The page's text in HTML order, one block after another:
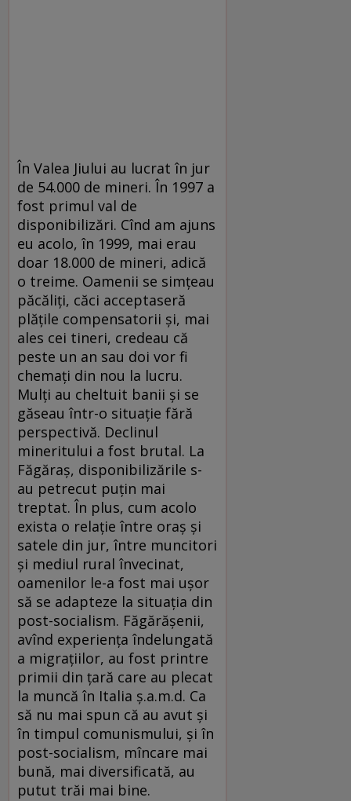
În Valea Jiului au lucrat în jur
de 54.000 de mineri. În 1997 a
fost primul val de
disponibilizări. Cînd am ajuns
eu acolo, în 1999, mai erau
doar 18.000 de mineri, adică
o treime. Oamenii se simţeau
păcăliţi, căci acceptaseră
plăţile compensatorii şi, mai
ales cei tineri, credeau că
peste un an sau doi vor fi
chemaţi din nou la lucru.
Mulţi au cheltuit banii şi se
găseau într-o situaţie fără
perspectivă. Declinul
mineritului a fost brutal. La
Făgăraş, disponibilizările s-
au petrecut puţin mai
treptat. În plus, cum acolo
exista o relaţie între oraş şi
satele din jur, între muncitori
şi mediul rural învecinat,
oamenilor le-a fost mai uşor
să se adapteze la situaţia din
post-socialism. Făgărăşenii,
avînd experienţa îndelungată
a migraţiilor, au fost printre
primii din ţară care au plecat
la muncă în Italia ş.a.m.d. Ca
să nu mai spun că au avut şi
în timpul comunismului, şi în
post-socialism, mîncare mai
bună, mai diversificată, au
putut trăi mai bine.